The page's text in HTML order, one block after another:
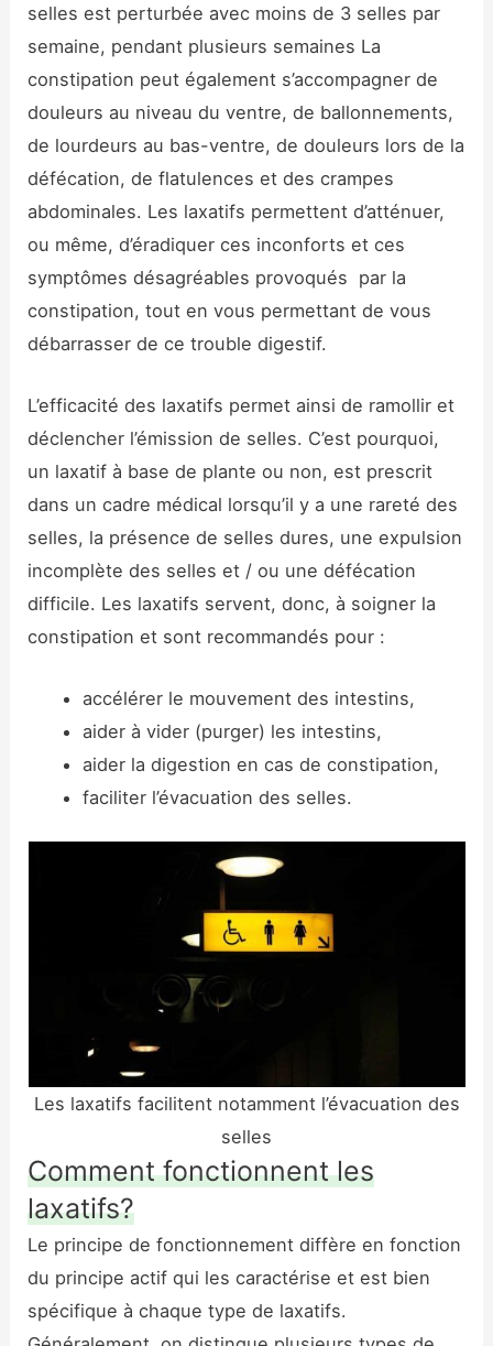
selles est perturbée avec moins de 3 selles par
semaine, pendant plusieurs semaines La
constipation peut également s’accompagner de
douleurs au niveau du ventre, de ballonnements,
de lourdeurs au bas-ventre, de douleurs lors de la
défécation, de flatulences et des crampes
abdominales. Les laxatifs permettent d’atténuer,
ou même, d’éradiquer ces inconforts et ces
symptômes désagréables provoqués par la
constipation, tout en vous permettant de vous
débarrasser de ce trouble digestif.
L’efficacité des laxatifs permet ainsi de ramollir et
déclencher l’émission de selles. C’est pourquoi,
un laxatif à base de plante ou non, est prescrit
dans un cadre médical lorsqu’il y a une rareté des
selles, la présence de selles dures, une expulsion
incomplète des selles et / ou une défécation
difficile. Les laxatifs servent, donc, à soigner la
constipation et sont recommandés pour :
accélérer le mouvement des intestins,
aider à vider (purger) les intestins,
aider la digestion en cas de constipation,
faciliter l’évacuation des selles.
Les laxatifs facilitent notamment l’évacuation des
selles
Comment fonctionnent les
laxatifs?
Le principe de fonctionnement diffère en fonction
du principe actif qui les caractérise et est bien
spécifique à chaque type de laxatifs.